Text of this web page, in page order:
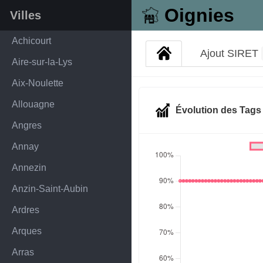
Oignies
Villes
Achicourt
Aire-sur-la-Lys
Aix-Noulette
Allouagne
Angres
Annay
Annezin
Anzin-Saint-Aubin
Ardres
Arques
Arras
Ajout SIRET
Évolution des